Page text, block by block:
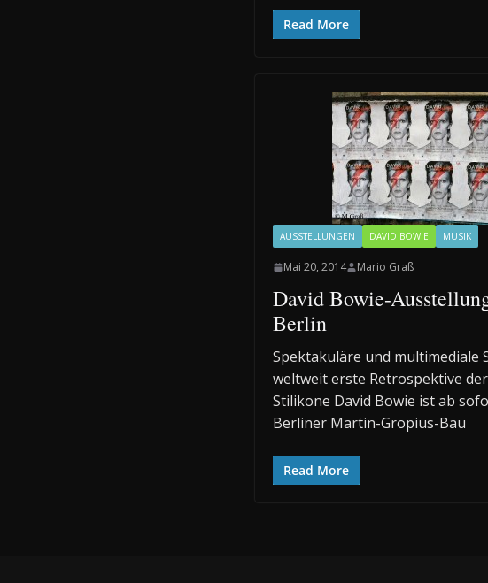
Read More
AUSSTELLUNGEN DAVID BOWIE MUSIK
Mai 20, 2014 Mario Graß
David Bowie-
Berlin
Spektakuläre und multimediale
weltweit erste Retrospektive
Stilikone David Bowie ist ab
Berliner Martin-Gropius-Bau
Read More